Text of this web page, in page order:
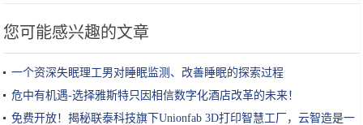
您可能感兴趣的文章
一个资深失眠理工男对睡眠监测、改善睡眠的探索过程
危中有机遇-选择雅斯特只因相信数字化酒店改革的未来！
免费开放！揭秘联泰科技旗下Unionfab 3D打印智慧工厂，云智造是一